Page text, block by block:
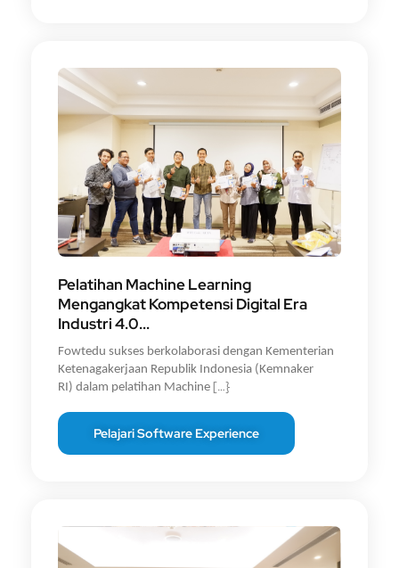
Pelatihan Machine Learning
Mengangkat Kompetensi Digital Era
Industri 4.0...
Fowtedu sukses berkolaborasi dengan Kementerian
Ketenagakerjaan Republik Indonesia (Kemnaker
RI) dalam pelatihan Machine […}
Pelajari Software Experience